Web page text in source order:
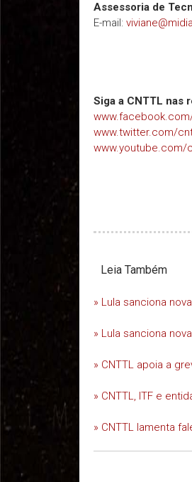
Assessoria de
E-mail:
Siga a CNTTL nas
www.twitter.com/
www.youtube.com/
Leia Também
» Lula sanciona
» Lula sanciona
» CNTTL apoia a
» CNTTL, ITF e
» CNTTL lamenta